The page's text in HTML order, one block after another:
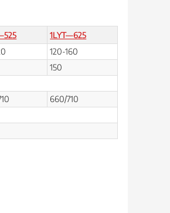
1LYT—625
120-160
150
660/710